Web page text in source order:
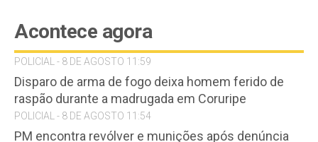
Acontece agora
POLICIAL - 8 DE AGOSTO 11:59
Disparo de arma de fogo deixa homem ferido de
raspão durante a madrugada em Coruripe
POLICIAL - 8 DE AGOSTO 11:54
PM encontra revólver e munições após denúncia